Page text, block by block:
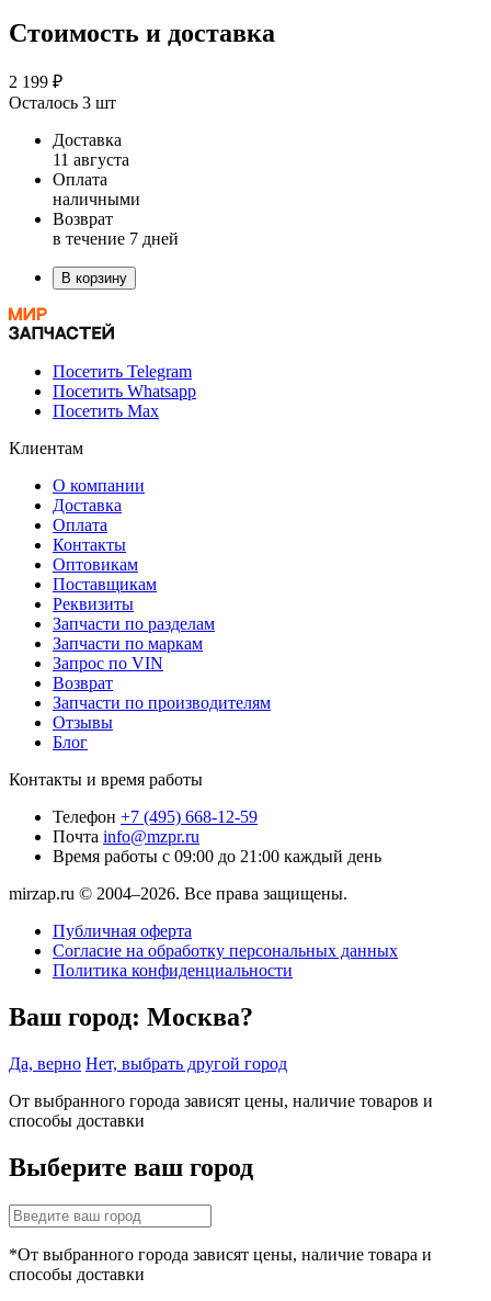
Стоимость и доставка
2 199 ₽
Осталось 3 шт
Доставка
11 августа
Оплата
наличными
Возврат
в течение 7 дней
В корзину
Посетить Telegram
Посетить Whatsapp
Посетить Max
Клиентам
О компании
Доставка
Оплата
Контакты
Оптовикам
Поставщикам
Реквизиты
Запчасти по разделам
Запчасти по маркам
Запрос по VIN
Возврат
Запчасти по производителям
Отзывы
Блог
Контакты и время работы
Телефон +7 (495) 668-12-59
Почта info@mzpr.ru
Время работы с 09:00 до 21:00 каждый день
mirzap.ru © 2004–2026. Все права защищены.
Публичная оферта
Согласие на обработку персональных данных
Политика конфиденциальности
Ваш город: Москва?
Да, верно Нет, выбрать другой город
От выбранного города зависят цены, наличие товаров и
способы доставки
Выберите ваш город
*От выбранного города зависят цены, наличие товара и
способы доставки